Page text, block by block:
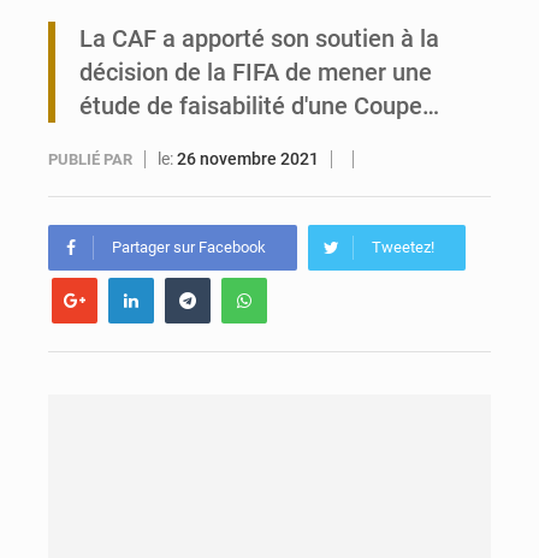
Maurice : Démission de la ministre Véronique Leu-Govind
La CAF a apporté son soutien à la
décision de la FIFA de mener une
étude de faisabilité d'une Coupe…
PUBLIÉ PAR le:26 novembre 2021
Partager sur Facebook Tweetez!